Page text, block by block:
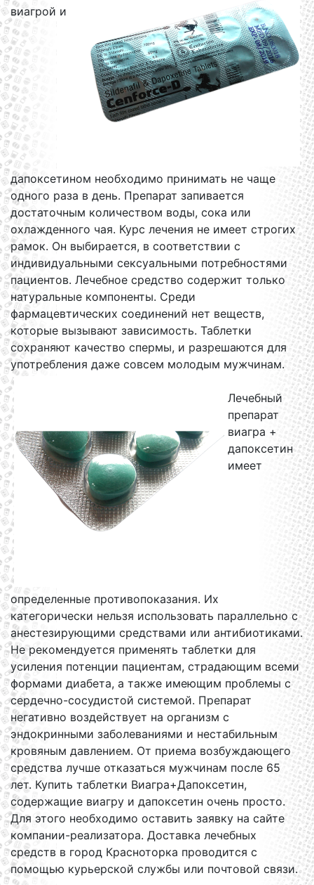
виагрой и
дапоксетином необходимо принимать не чаще
одного раза в день. Препарат запивается
достаточным количеством воды, сока или
охлажденного чая. Курс лечения не имеет строгих
рамок. Он выбирается, в соответствии с
индивидуальными сексуальными потребностями
пациентов. Лечебное средство содержит только
натуральные компоненты. Среди
фармацевтических соединений нет веществ,
которые вызывают зависимость. Таблетки
сохраняют качество спермы, и разрешаются для
употребления даже совсем молодым мужчинам.
Лечебный
препарат
виагра +
дапоксетин
имеет
определенные противопоказания. Их
категорически нельзя использовать параллельно с
анестезирующими средствами или антибиотиками.
Не рекомендуется применять таблетки для
усиления потенции пациентам, страдающим всеми
формами диабета, а также имеющим проблемы с
сердечно-сосудистой системой. Препарат
негативно воздействует на организм с
эндокринными заболеваниями и нестабильным
кровяным давлением. От приема возбуждающего
средства лучше отказаться мужчинам после 65
лет. Купить таблетки Виагра+Дапоксетин,
содержащие виагру и дапоксетин очень просто.
Для этого необходимо оставить заявку на сайте
компании-реализатора. Доставка лечебных
средств в город Красноторка проводится с
помощью курьерской службы или почтовой связи.